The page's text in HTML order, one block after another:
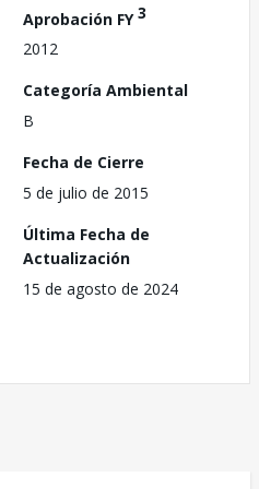
Aprobación FY3
2012
Categoría Ambiental
B
Fecha de Cierre
5 de julio de 2015
Última Fecha de
Actualización
15 de agosto de 2024